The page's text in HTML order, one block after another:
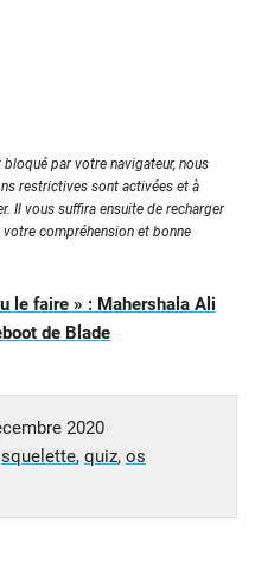
par votre navigateur, nous
restrictives sont activées et à
Il vous suffira ensuite de recharger
compréhension et bonne
le faire » : Mahershala Ali
de Blade
2020
squelette, quiz, os